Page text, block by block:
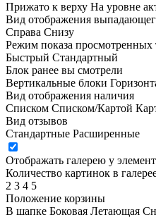
Прижато к верху На уровне
Вид отображения
Справа Снизу
Режим показа просмотренных
Быстрый Стандартный
Блок ранее вы смотрели
Вертикальные блоки
Вид отображения наличия
Списком Списком/Картой
Вид отзывов
Стандартные Расширенные
Отображать галерею у
Количество картинок в
2 3 4 5
Положение корзины
В шапке Боковая Летающая